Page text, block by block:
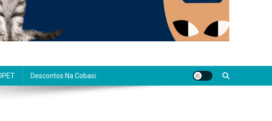
Descontos Na Cobasi